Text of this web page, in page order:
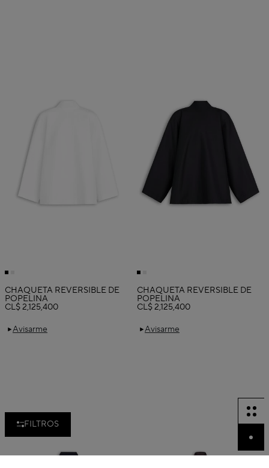
FILTROS
Avisarme
CHAQUETA REVERSIBLE DE
POPELINA
CL$ 2,125,400
Avisarme
CHAQUETA REVERSIBLE DE
POPELINA
CL$ 2,125,400